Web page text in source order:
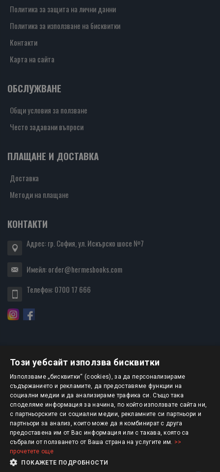
Политика за защита на лични данни
Политика за използване на бисквитки
Контакти
Карта на сайта
ОБСЛУЖВАНЕ
Общи условия за ползване
Често задавани въпроси
ПЛАЩАНЕ И ДОСТАВКА
Доставка
Методи на плащане
КОНТАКТИ
Адрес: гр. София, ул. Искърско шосе №7
Имейл:order@hermesbooks.com
Телефон:0700 17 666
БЮЛЕТИН
АБОНИРАНЕ
Авторско право © 2025 HERMESBOOKS.BG
1 EUR = 1.95583 BGN
Този уебсайт използва бисквитки
Използваме „бисквитки“ (cookies), за да персонализираме
съдържанието и рекламите, да предоставяме функции на
социални медии и да анализираме трафика си. Също така
споделяме информация за начина, по който използвате сайта ни,
с партньорските си социални медии, рекламните си партньори и
партньори за анализ, които може да я комбинират с друга
предоставена им от Вас информация или с такава, която са
събрали от ползването от Ваша страна на услугите им. >>
прочетете още
ПОКАЖЕТЕ ПОДРОБНОСТИ